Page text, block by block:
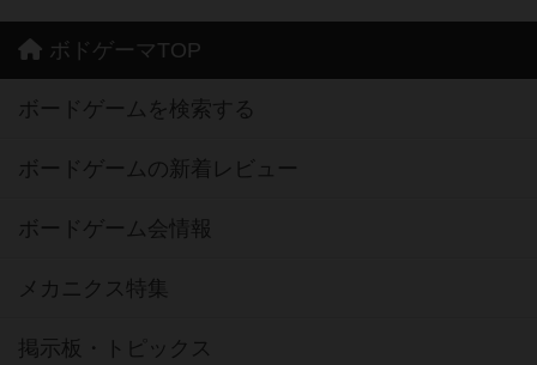
ボドゲーマTOP
ボードゲームを検索する
ボードゲームの新着レビュー
ボードゲーム会情報
メカニクス特集
掲示板・トピックス